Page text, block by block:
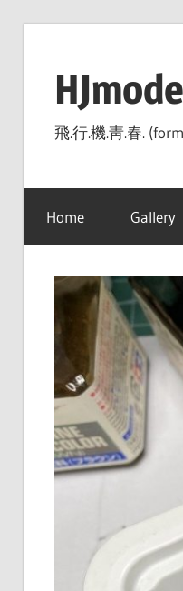
content
飛.行.機.靑.春.
Home Gallery